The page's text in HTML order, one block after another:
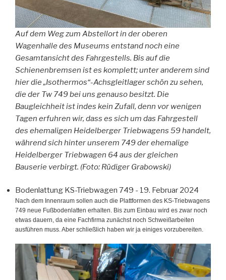
Auf dem Weg zum Abstellort in der oberen
Wagenhalle des Museums entstand noch eine
Gesamtansicht des Fahrgestells. Bis auf die
Schienenbremsen ist es komplett; unter anderem sind
hier die „Isothermos“-Achsgleitlager schön zu sehen,
die der Tw 749 bei uns genauso besitzt. Die
Baugleichheit ist indes kein Zufall, denn vor wenigen
Tagen erfuhren wir, dass es sich um das Fahrgestell
des ehemaligen Heidelberger Triebwagens 59 handelt,
während sich hinter unserem 749 der ehemalige
Heidelberger Triebwagen 64 aus der gleichen
Bauserie verbirgt. (Foto: Rüdiger Grabowski)
Bodenlattung KS-Triebwagen 749 - 19. Februar 2024
Nach dem Innenraum sollen auch die Plattformen des KS-Triebwagens
749 neue Fußbodenlatten erhalten. Bis zum Einbau wird es zwar noch
etwas dauern, da eine Fachfirma zunächst noch Schweißarbeiten
ausführen muss. Aber schließlich haben wir ja einiges vorzubereiten.